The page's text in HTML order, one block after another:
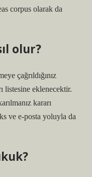
corpus olarak da
olur?
çağrıldığınız
listesine eklenecektir.
kararı
ve e-posta yoluyla da